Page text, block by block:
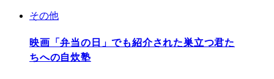
その他
映画「弁当の日」でも紹介された巣立つ君た
ちへの自炊塾